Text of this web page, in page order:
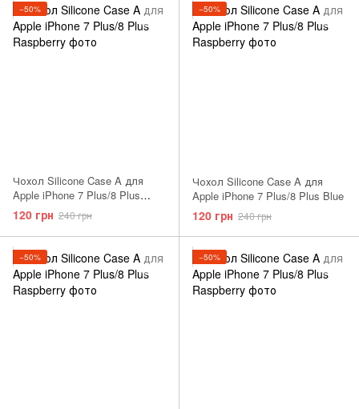
−50%
Чохол Silicone Case A для
Apple iPhone 7 Plus/8 Plus
Cornflower
120 грн 240 грн
−50%
Чохол Silicone Case A для
Apple iPhone 7 Plus/8 Plus Blue
120 грн 240 грн
−50% −50%